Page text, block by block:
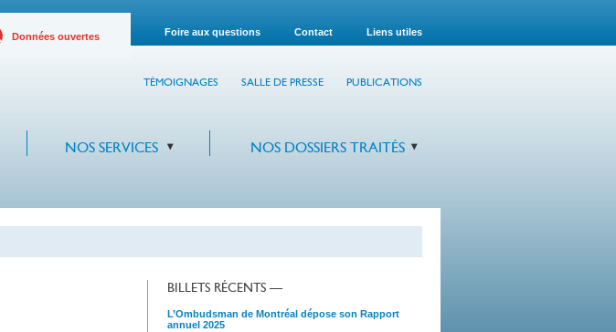
Données ouvertes Foire aux questions Contact Liens utiles
TÉMOIGNAGES SALLE DE PRESSE PUBLICATIONS
NOS SERVICES NOS DOSSIERS TRAITÉS
BILLETS RÉCENTS —
L’Ombudsman de Montréal dépose son Rapport
annuel 2025